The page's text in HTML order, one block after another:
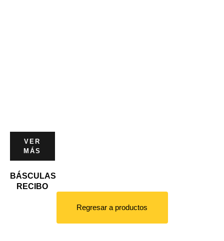
VER
MÁS
BÁSCULAS
RECIBO
Regresar a productos